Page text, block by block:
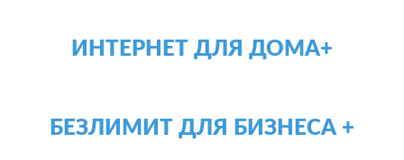
ИНТЕРНЕТ ДЛЯ ДОМА+
БЕЗЛИМИТ ДЛЯ БИЗНЕСА +